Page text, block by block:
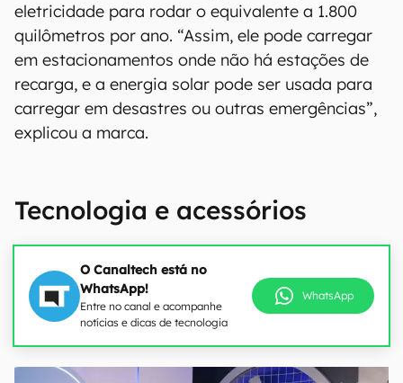
eletricidade para rodar o equivalente a 1.800
quilômetros por ano. “Assim, ele pode carregar
em estacionamentos onde não há estações de
recarga, e a energia solar pode ser usada para
carregar em desastres ou outras emergências”,
explicou a marca.
Tecnologia e acessórios
O Canaltech está no
WhatsApp!
Entre no canal e acompanhe
notícias e dicas de tecnologia
WhatsApp